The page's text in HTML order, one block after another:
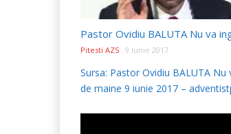
Pitesti AZS 9 iunie 2017
Sursa: Pastor Ovidiu BALUTA
de maine 9 iunie 2017 –